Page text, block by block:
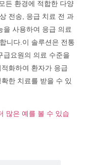
든 환경에 적합한 다양
전송, 응급 치료 전 과
을 사용하여 응급 의료
니다.이 솔루션은 전통
급요원의 의료 수준을
화하여 환자가 응급
한 치료를 받을 수 있
많은 예를 볼 수 있습